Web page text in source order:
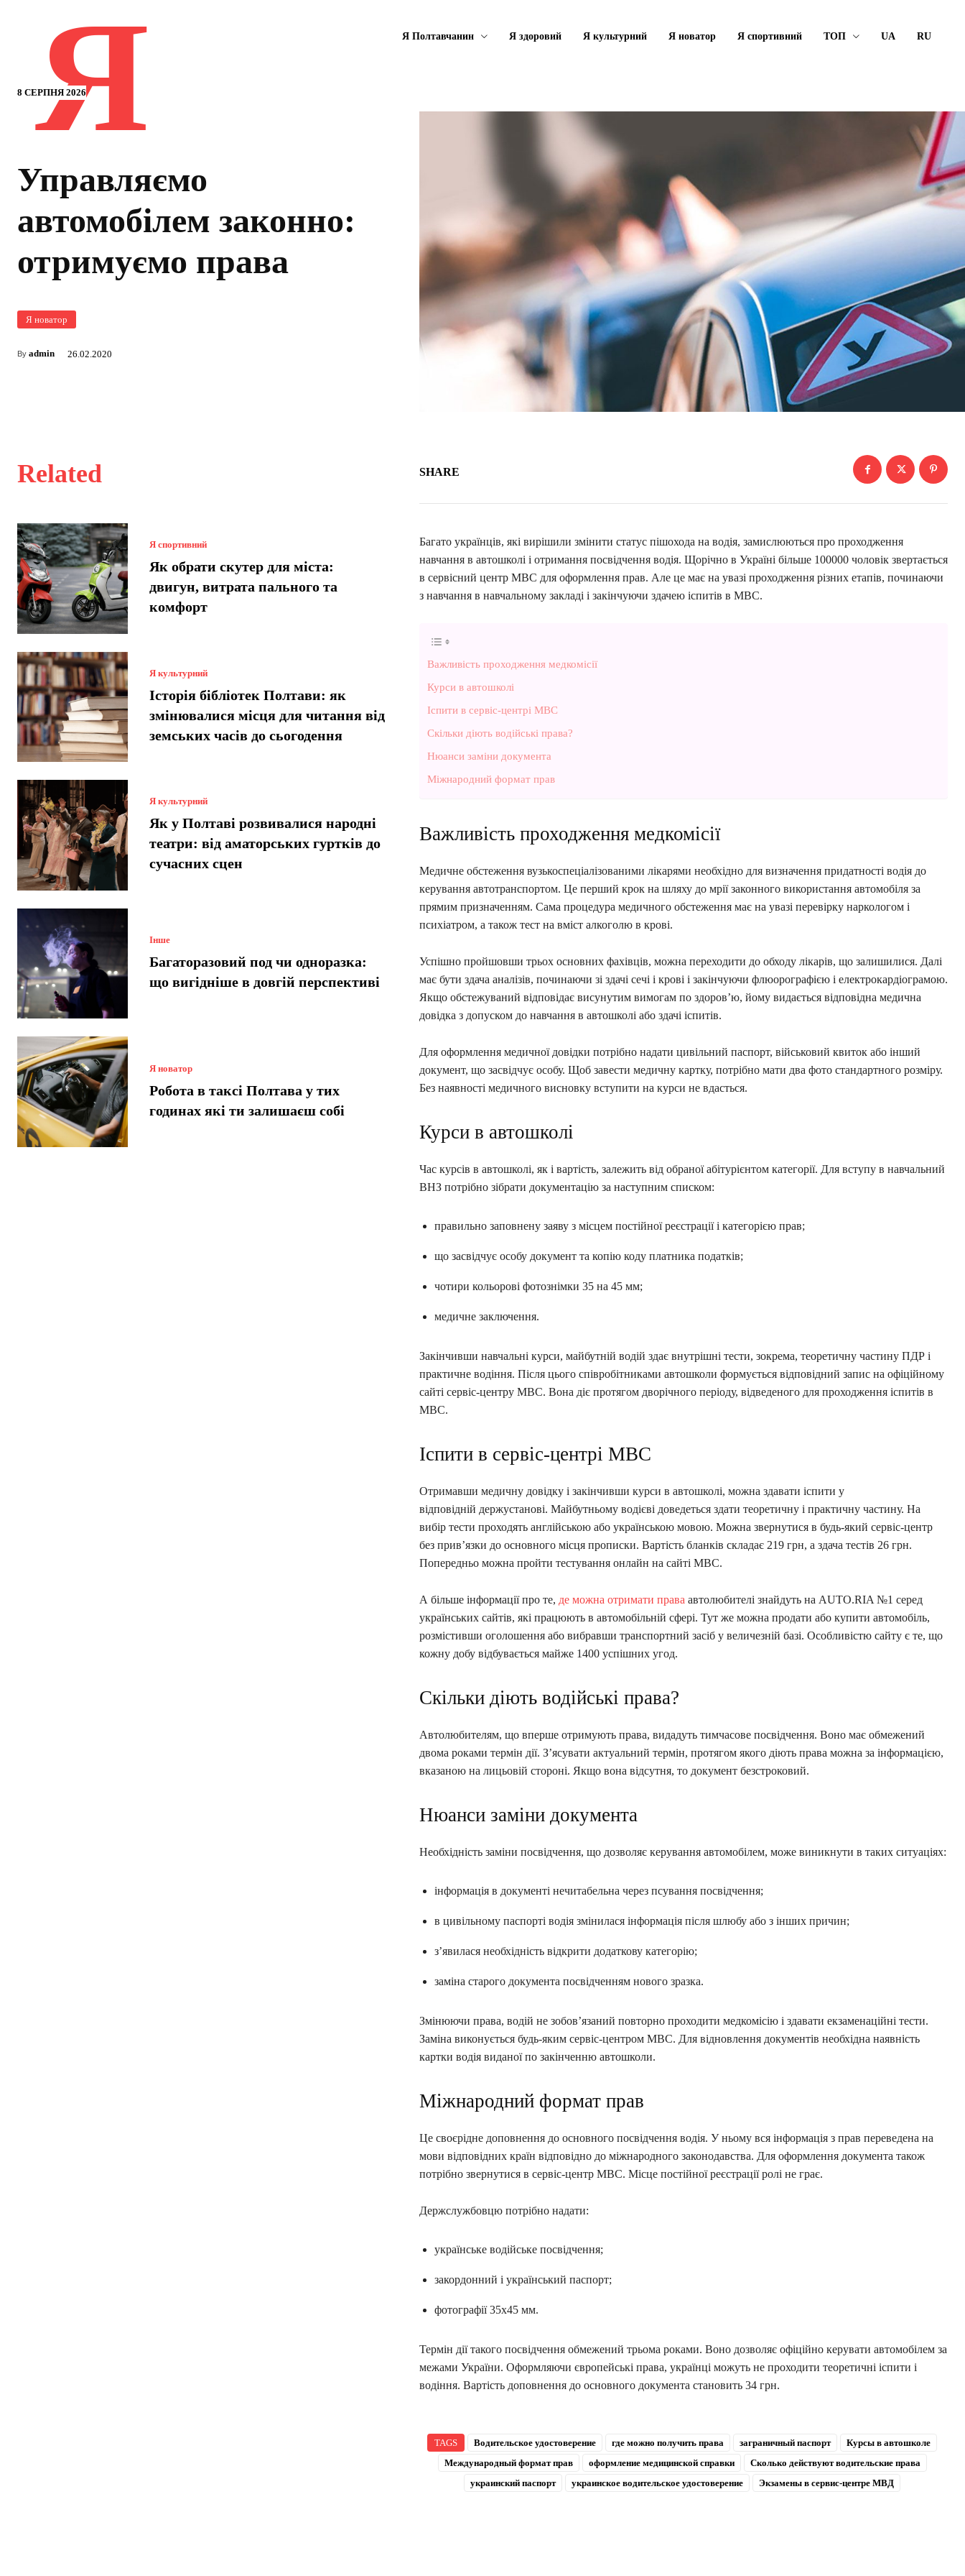
8 СЕРПНЯ 2026
Я Я Полтавчанин Я здоровий Я культурний Я новатор Я спортивний ТОП UA RU
Управляємо
автомобілем законно:
отримуємо права
Я новатор
By admin 26.02.2020
Related
Я спортивний
Як обрати скутер для міста:
двигун, витрата пального та
комфорт
Я культурний
Історія бібліотек Полтави: як
змінювалися місця для читання від
земських часів до сьогодення
Я культурний
Як у Полтаві розвивалися народні
театри: від аматорських гуртків до
сучасних сцен
Інше
Багаторазовий под чи одноразка:
що вигідніше в довгій перспективі
Я новатор
Робота в таксі Полтава у тих
годинах які ти залишаєш собі
SHARE
Багато українців, які вирішили змінити статус пішохода на водія, замислюються про проходження
навчання в автошколі і отримання посвідчення водія. Щорічно в Україні більше 100000 чоловік звертається
в сервісний центр МВС для оформлення прав. Але це має на увазі проходження різних етапів, починаючи
з навчання в навчальному закладі і закінчуючи здачею іспитів в МВС.
Важливість проходження медкомісії
Курси в автошколі
Іспити в сервіс-центрі МВС
Скільки діють водійські права?
Нюанси заміни документа
Міжнародний формат прав
Важливість проходження медкомісії
Медичне обстеження вузькоспеціалізованими лікарями необхідно для визначення придатності водія до
керування автотранспортом. Це перший крок на шляху до мрії законного використання автомобіля за
прямим призначенням. Сама процедура медичного обстеження має на увазі перевірку наркологом і
психіатром, а також тест на вміст алкоголю в крові.
Успішно пройшовши трьох основних фахівців, можна переходити до обходу лікарів, що залишилися. Далі
має бути здача аналізів, починаючи зі здачі сечі і крові і закінчуючи флюорографією і електрокардіограмою.
Якщо обстежуваний відповідає висунутим вимогам по здоров’ю, йому видається відповідна медична
довідка з допуском до навчання в автошколі або здачі іспитів.
Для оформлення медичної довідки потрібно надати цивільний паспорт, військовий квиток або інший
документ, що засвідчує особу. Щоб завести медичну картку, потрібно мати два фото стандартного розміру.
Без наявності медичного висновку вступити на курси не вдасться.
Курси в автошколі
Час курсів в автошколі, як і вартість, залежить від обраної абітурієнтом категорії. Для вступу в навчальний
ВНЗ потрібно зібрати документацію за наступним списком:
правильно заповнену заяву з місцем постійної реєстрації і категорією прав;
що засвідчує особу документ та копію коду платника податків;
чотири кольорові фотознімки 35 на 45 мм;
медичне заключення.
Закінчивши навчальні курси, майбутній водій здає внутрішні тести, зокрема, теоретичну частину ПДР і
практичне водіння. Після цього співробітниками автошколи формується відповідний запис на офіційному
сайті сервіс-центру МВС. Вона діє протягом дворічного періоду, відведеного для проходження іспитів в
МВС.
Іспити в сервіс-центрі МВС
Отримавши медичну довідку і закінчивши курси в автошколі, можна здавати іспити у
відповідній держустанові. Майбутньому водієві доведеться здати теоретичну і практичну частину. На
вибір тести проходять англійською або українською мовою. Можна звернутися в будь-який сервіс-центр
без прив’язки до основного місця прописки. Вартість бланків складає 219 грн, а здача тестів 26 грн.
Попередньо можна пройти тестування онлайн на сайті МВС.
А більше інформації про те, де можна отримати права автолюбителі знайдуть на AUTO.RIA №1 серед
українських сайтів, які працюють в автомобільній сфері. Тут же можна продати або купити автомобіль,
розмістивши оголошення або вибравши транспортний засіб у величезній базі. Особливістю сайту є те, що
кожну добу відбувається майже 1400 успішних угод.
Скільки діють водійські права?
Автолюбителям, що вперше отримують права, видадуть тимчасове посвідчення. Воно має обмежений
двома роками термін дії. З’ясувати актуальний термін, протягом якого діють права можна за інформацією,
вказаною на лицьовій стороні. Якщо вона відсутня, то документ безстроковий.
Нюанси заміни документа
Необхідність заміни посвідчення, що дозволяє керування автомобілем, може виникнути в таких ситуаціях:
інформація в документі нечитабельна через псування посвідчення;
в цивільному паспорті водія змінилася інформація після шлюбу або з інших причин;
з’явилася необхідність відкрити додаткову категорію;
заміна старого документа посвідченням нового зразка.
Змінюючи права, водій не зобов’язаний повторно проходити медкомісію і здавати екзаменаційні тести.
Заміна виконується будь-яким сервіс-центром МВС. Для відновлення документів необхідна наявність
картки водія виданої по закінченню автошколи.
Міжнародний формат прав
Це своєрідне доповнення до основного посвідчення водія. У ньому вся інформація з прав переведена на
мови відповідних країн відповідно до міжнародного законодавства. Для оформлення документа також
потрібно звернутися в сервіс-центр МВС. Місце постійної реєстрації ролі не грає.
Держслужбовцю потрібно надати:
українське водійське посвідчення;
закордонний і український паспорт;
фотографії 35х45 мм.
Термін дії такого посвідчення обмежений трьома роками. Воно дозволяє офіційно керувати автомобілем за
межами України. Оформляючи європейські права, українці можуть не проходити теоретичні іспити і
водіння. Вартість доповнення до основного документа становить 34 грн.
TAGS Водительское удостоверение где можно получить права заграничный паспорт
Курсы в автошколе
Международный формат прав
оформление медицинской справки
Сколько действуют водительские права
украинский паспорт
украинское водительское удостоверение Экзамены в сервис-центре МВД